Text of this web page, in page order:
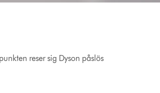
reser sig Dyson påslös